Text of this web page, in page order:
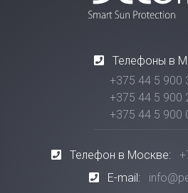
Телефоны в
+375 44 5 900
+375 44 5 900
+375 44 5 900
Телефон в Москве:
E-mail: